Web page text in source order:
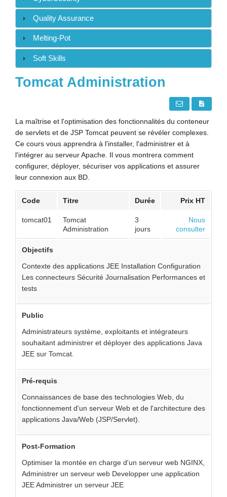
Quality Assurance
Melting-Pot
Soft Skills
Tomcat Administration
La maîtrise et l'optimisation des fonctionnalités du conteneur
de servlets et de JSP Tomcat peuvent se révéler complexes.
Ce cours vous apprendra à l'installer, l'administrer et à
l'intégrer au serveur Apache. Il vous montrera comment
configurer, déployer, sécuriser vos applications et assurer
leur connexion aux BD.
Code Titre Durée Prix HT
tomcat01
Tomcat
Administration
3
jours
Nous
consulter
Objectifs
Contexte des applications JEE Installation Configuration
Les connecteurs Sécurité Journalisation Performances et
tests
Public
Administrateurs système, exploitants et intégrateurs
souhaitant administrer et déployer des applications Java
JEE sur Tomcat.
Pré-requis
Connaissances de base des technologies Web, du
fonctionnement d'un serveur Web et de l'architecture des
applications Java/Web (JSP/Servlet).
Post-Formation
Optimiser la montée en charge d'un serveur web NGINX,
Administrer un serveur web Developper une application
JEE Administrer un serveur JEE